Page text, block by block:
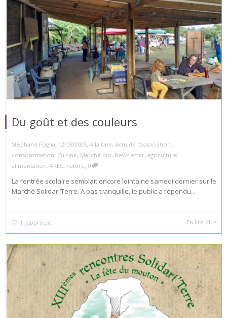
Du goût et des couleurs
Stéphane Foglia, 12/08/2025, A la Une, Actu de l'association,
consommation, Cuisine, Marché bio, Newsletter, agriculture,
alimentation, AREC, nature, 0
La rentrée scolaire semblait encore lointaine samedi dernier sur le
Marché Solidari’Terre. A pas tranquille, le public a répondu...
1 J’apprécie En lire plus